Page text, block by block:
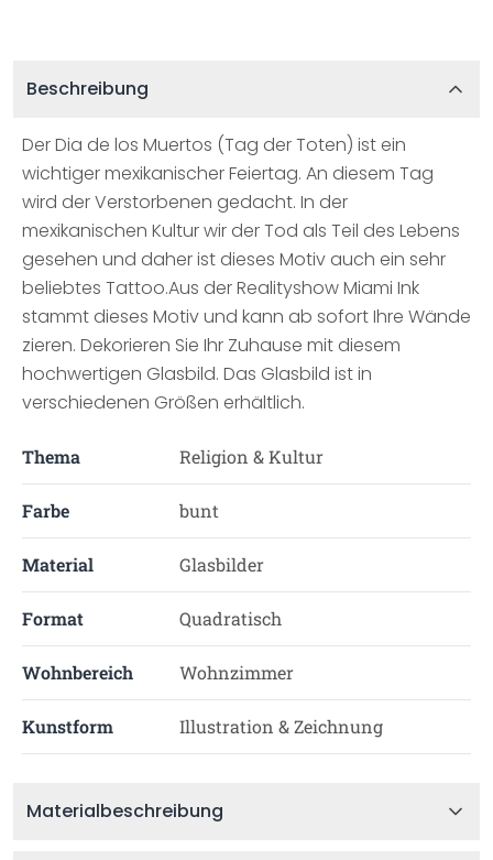
Beschreibung
Der Dia de los Muertos (Tag der Toten) ist ein
wichtiger mexikanischer Feiertag. An diesem Tag
wird der Verstorbenen gedacht. In der
mexikanischen Kultur wir der Tod als Teil des Lebens
gesehen und daher ist dieses Motiv auch ein sehr
beliebtes Tattoo.Aus der Realityshow Miami Ink
stammt dieses Motiv und kann ab sofort Ihre Wände
zieren. Dekorieren Sie Ihr Zuhause mit diesem
hochwertigen Glasbild. Das Glasbild ist in
verschiedenen Größen erhältlich.
Thema Religion & Kultur
Farbe bunt
Material Glasbilder
Format Quadratisch
Wohnbereich Wohnzimmer
Kunstform Illustration & Zeichnung
Materialbeschreibung